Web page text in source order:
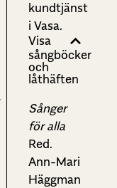
kundtjänst
i Vasa.
Visa
sångböcker
och
låthäften
Sånger
för alla
Red.
Ann-Mari
Häggman